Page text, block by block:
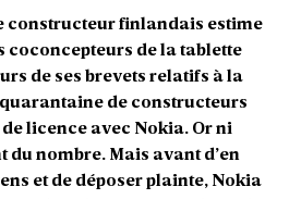
constructeur finlandais estime
coconcepteurs de la tablette
de ses brevets relatifs à la
de constructeurs
licence avec Nokia. Or ni
du nombre. Mais avant d’en
et de déposer plainte, Nokia